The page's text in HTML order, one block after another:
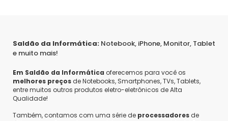
Saldão da Informática: Notebook, iPhone, Monitor, Tablet
e muito mais!
Em Saldão da Informática oferecemos para você os
melhores preços de Notebooks, Smartphones, TVs, Tablets,
entre muitos outros produtos eletro-eletrônicos de Alta
Qualidade!
Também, contamos com uma série de processadores de